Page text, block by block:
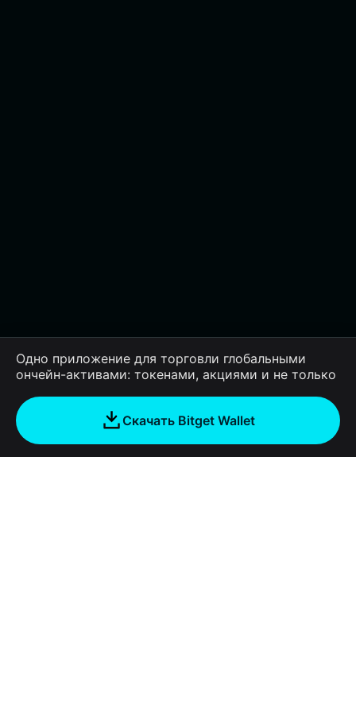
Одно приложение для торговли глобальными
ончейн-активами: токенами, акциями и не только
Скачать Bitget Wallet